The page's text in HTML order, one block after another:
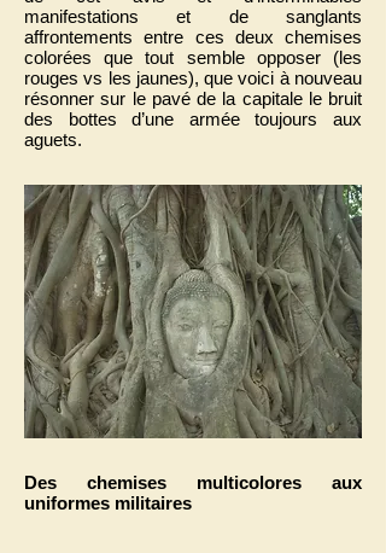
manifestations et de sanglants
affrontements entre ces deux chemises
colorées que tout semble opposer (les
rouges vs les jaunes), que voici à nouveau
résonner sur le pavé de la capitale le bruit
des bottes d’une armée toujours aux
aguets.
Des chemises multicolores aux
uniformes militaires